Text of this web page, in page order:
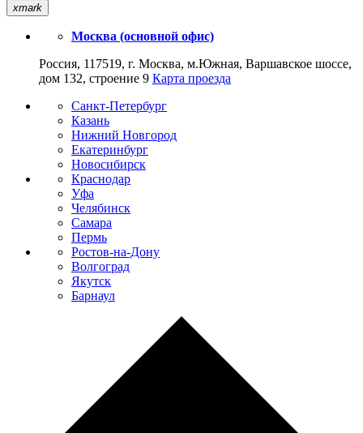
xmark
Москва (основной офис)
Россия, 117519, г. Москва, м.Южная, Варшавское шоссе,
дом 132, строение 9 Карта проезда
Санкт-Петербург
Казань
Нижний Новгород
Екатеринбург
Новосибирск
Краснодар
Уфа
Челябинск
Самара
Пермь
Ростов-на-Дону
Волгоград
Якутск
Барнаул